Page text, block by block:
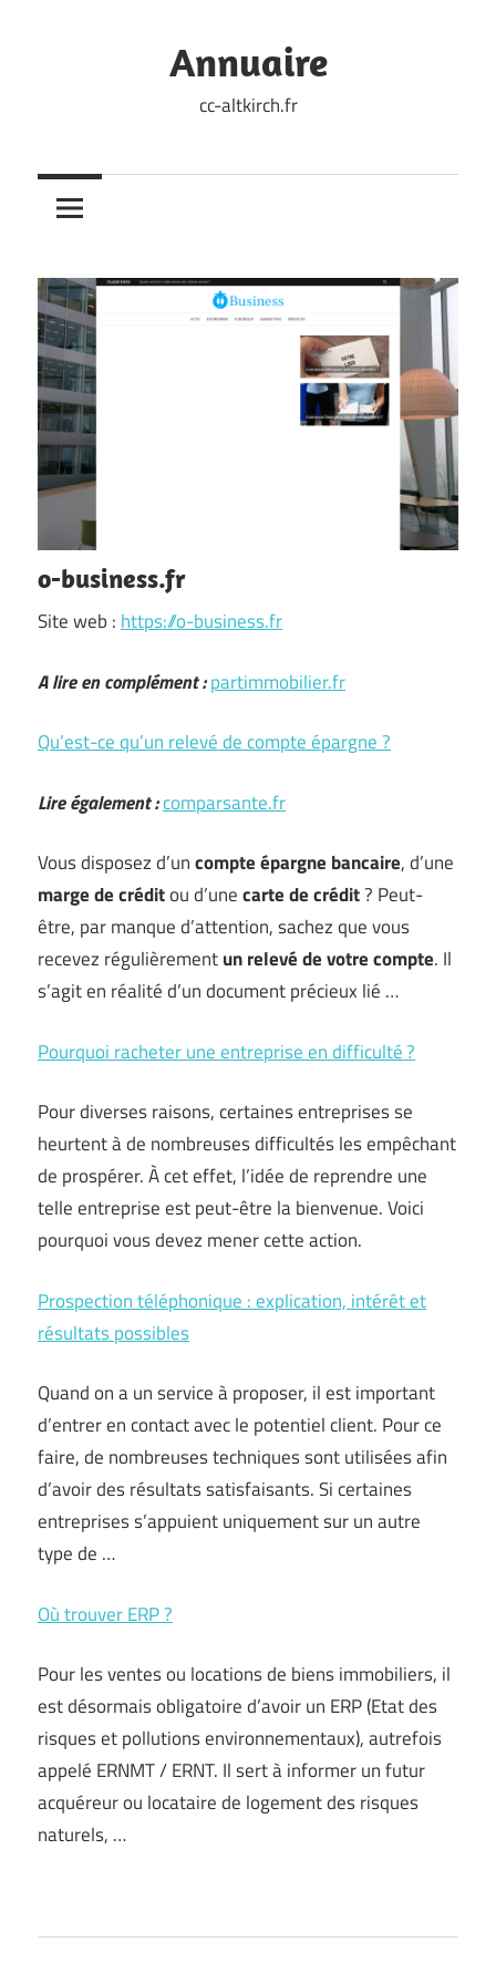
Annuaire
cc-altkirch.fr
o-business.fr
Site web : https://o-business.fr
A lire en complément :partimmobilier.fr
Qu’est-ce qu’un relevé de compte épargne ?
Lire également :comparsante.fr
Vous disposez d’uncompte épargne bancaire, d’une
marge de créditou d’unecarte decrédit? Peut-
être, par manque d’attention, sachez que vous
recevez régulièrementun relevé de votre compte. Il
s’agit en réalité d’un document précieux lié …
Pourquoi racheter une entreprise en difficulté ?
Pour diverses raisons, certaines entreprises se
heurtent à de nombreuses difficultés les empêchant
de prospérer. À cet effet, l’idée de reprendre une
telle entreprise est peut-être la bienvenue. Voici
pourquoi vous devez mener cette action.
Prospection téléphonique : explication, intérêt et
résultats possibles
Quand on a un service à proposer, il est important
d’entrer en contact avec le potentiel client. Pour ce
faire, de nombreuses techniques sont utilisées afin
d’avoir des résultats satisfaisants. Si certaines
entreprises s’appuient uniquement sur un autre
type de …
Où trouver ERP ?
Pour les ventes ou locations de biens immobiliers, il
est désormais obligatoire d’avoir un ERP (Etat des
risques et pollutions environnementaux), autrefois
appelé ERNMT / ERNT. Il sert à informer un futur
acquéreur ou locataire de logement des risques
naturels, …